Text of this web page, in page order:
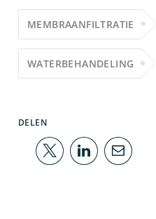
MEMBRAANFILTRATIE
WATERBEHANDELING
DELEN